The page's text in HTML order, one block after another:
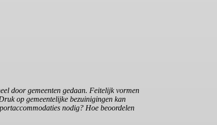
door gemeenten gedaan. Feitelijk vormen
op gemeentelijke bezuinigingen kan
nodig? Hoe beoordelen